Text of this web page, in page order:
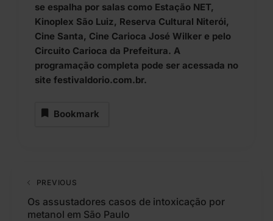
se espalha por salas como Estação NET,
Kinoplex São Luiz, Reserva Cultural Niterói,
Cine Santa, Cine Carioca José Wilker e pelo
Circuito Carioca da Prefeitura. A
programação completa pode ser acessada no
site festivaldorio.com.br.
Bookmark
PREVIOUS
Os assustadores casos de intoxicação por
metanol em São Paulo